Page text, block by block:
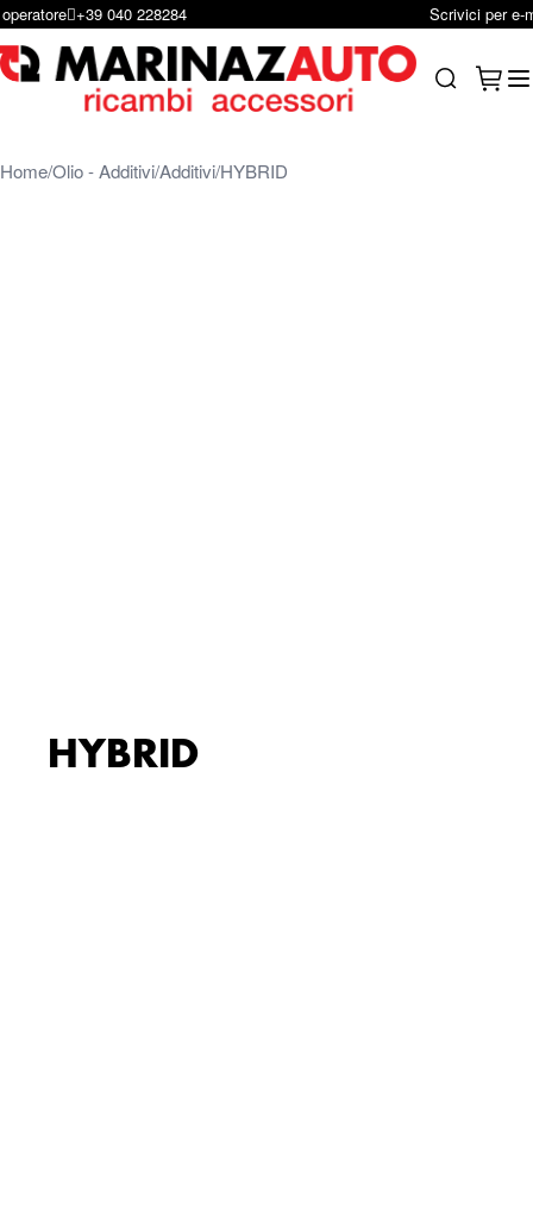
Salta al contenutoScrivici per e-mail
HomeOlio - AdditiviAdditivi HYBRID
HYBRID